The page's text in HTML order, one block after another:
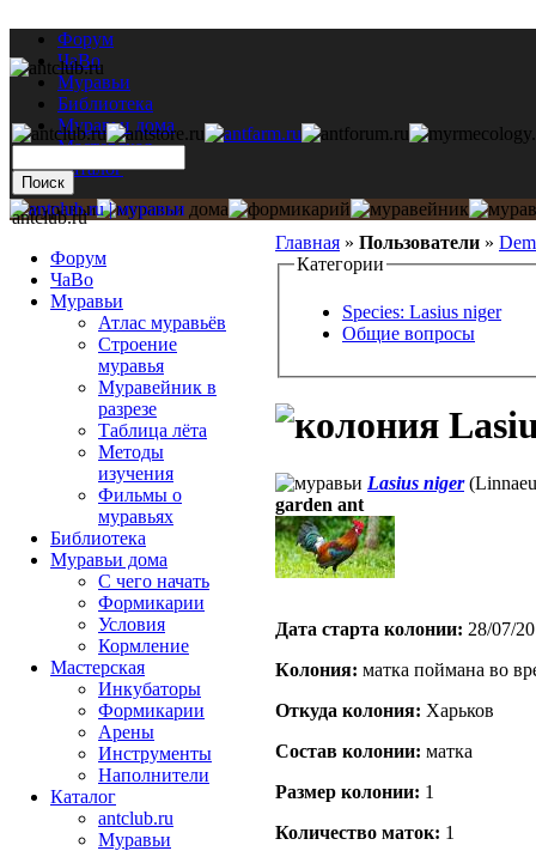
Форум
ЧаВо
Муравьи
Библиотека
Муравьи дома
Мастерская
Каталог
Главная » Пользователи »
Категории
Species: Lasius niger
Общие вопросы
Lasius niger
garden ant
Дата старта кoлонии: 28/07/
Кoлония: матка поймана во
Откуда кoлония: Харьков
Состав кoлонии: матка
Размер кoлонии: 1
Количество маток: 1
antclub.ru
Форум
ЧаВо
Муравьи
Атлас муравьёв
Строение
муравья
Муравейник в
разрезе
Таблица лёта
Методы
изучения
Фильмы о
муравьях
Библиотека
Муравьи дома
С чего начать
Формикарии
Условия
Кормление
Мастерская
Инкубаторы
Формикарии
Арены
Инструменты
Наполнители
Каталог
antclub.ru
Муравьи